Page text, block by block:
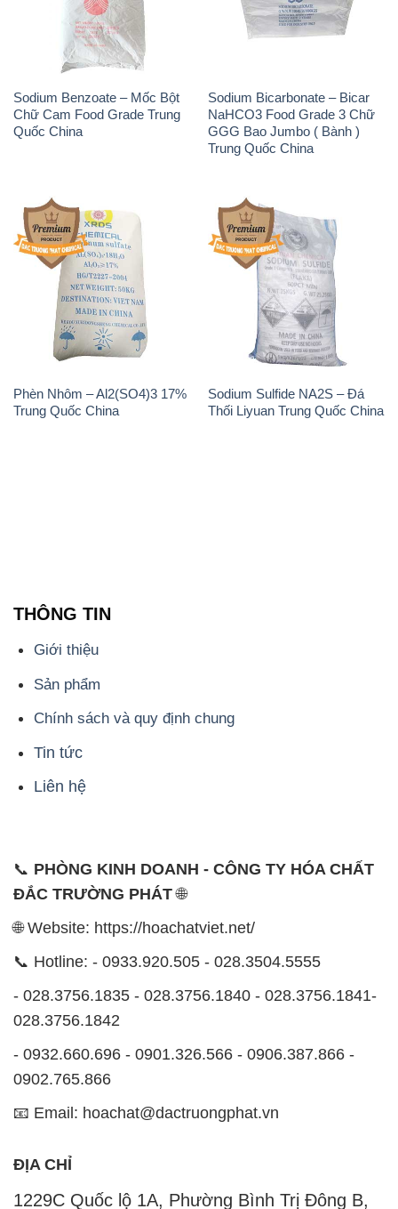
Sodium Benzoate – Mốc Bột
Chữ Cam Food Grade Trung
Quốc China
Sodium Bicarbonate – Bicar
NaHCO3 Food Grade 3 Chữ
GGG Bao Jumbo ( Bành )
Trung Quốc China
Phèn Nhôm – Al2(SO4)3 17%
Trung Quốc China
Sodium Sulfide NA2S – Đá
Thối Liyuan Trung Quốc China
THÔNG TIN
Giới thiệu
Sản phẩm
Chính sách và quy định chung
Tin tức
Liên hệ
📞 PHÒNG KINH DOANH - CÔNG TY HÓA CHẤT
ĐẮC TRƯỜNG PHÁT🌐
🌐 Website: https://hoachatviet.net/
📞 Hotline: - 0933.920.505 - 028.3504.5555
- 028.3756.1835 - 028.3756.1840 - 028.3756.1841-
028.3756.1842
- 0932.660.696 - 0901.326.566 - 0906.387.866 -
0902.765.866
📧 Email: hoachat@dactruongphat.vn
ĐỊA CHỈ
1229C Quốc lộ 1A, Phường Bình Trị Đông B,